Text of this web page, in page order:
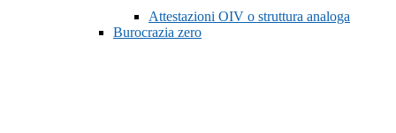
Attestazioni OIV o struttura analoga
Burocrazia zero